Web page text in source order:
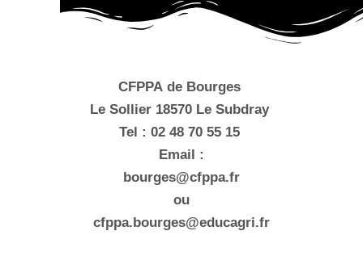
CFPPA de Bourges
Le Sollier 18570 Le Subdray
Tel : 02 48 70 55 15
Email :
bourges@cfppa.fr
ou
cfppa.bourges@educagri.fr